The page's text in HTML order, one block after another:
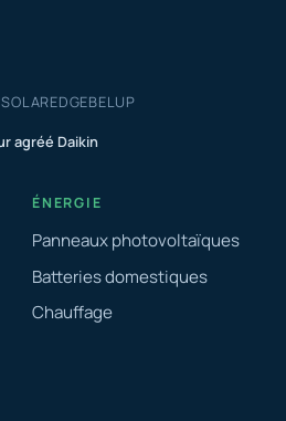
SOLAREDGEBELUP
agréé Daikin
ÉNERGIE
Panneaux photovoltaïques
Batteries domestiques
Chauffage